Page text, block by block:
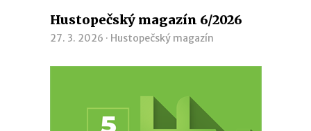
Hustopečský magazín 6/2026
27. 3. 2026 · Hustopečský magazín